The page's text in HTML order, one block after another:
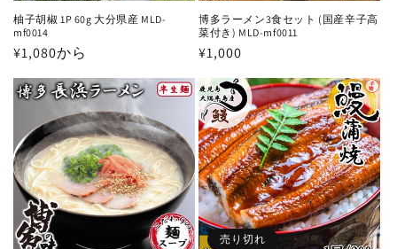
柚子胡椒 1P 60g 大分県産 MLD-
mf0014
通
価
¥1,080から
博多ラーメン3食セット (国産辛子高
菜付き) MLD-mf0011
通
価
格
¥1,000
売り切れ